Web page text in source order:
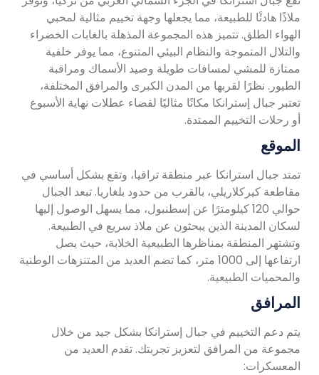
ملاذًا هادئًا للطبيعة، مما يجعلها وجهة تخييم مثالية لمحبي
الهواء الطلق. تتميز هذه المجموعة المذهلة بالغابات الخضراء
والتلال المتموجة والنظام البيئي المتنوع، مما يوفر خلفية
ممتازة للمشي لمسافات طويلة وصيد الأسماك ومراقبة
الطيور. نظرًا لقربها من المدن الكبرى والمرافق المختلفة،
تعتبر جبال إسترانكا مكانًا مثاليًا لقضاء عطلات نهاية الأسبوع
أو رحلات التخييم الممتدة.
الموقع
تمتد جبال استرانكا عبر منطقة تراقيا، وتقع بشكل أساسي في
مقاطعة كيركلاريلي، بالقرب من حدود بلغاريا. تبعد الجبال
حوالي 120 كيلومترًا عن إسطنبول، مما يسهل الوصول إليها
لسكان المدينة الذين يبحثون عن ملاذ سريع في الطبيعة.
وتشتهر المنطقة بمناظرها الطبيعية الخلابة، حيث يصل
ارتفاعها إلى 1000 متر، كما تضم ​​العديد من المتنزهات الوطنية
والمحميات الطبيعية.
المرافق
يتم دعم التخييم في جبال إسترانكا بشكل جيد من خلال
مجموعة من المرافق لتعزيز تجربتك. تقدم العديد من
المعسكرات: